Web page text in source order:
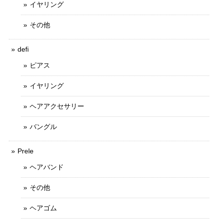
イヤリング
その他
defi
ピアス
イヤリング
ヘアアクセサリー
バングル
Prele
ヘアバンド
その他
ヘアゴム